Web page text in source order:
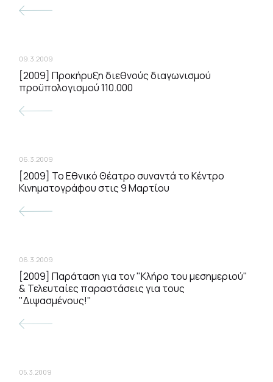
09.3.2009
[2009] Προκήρυξη διεθνούς διαγωνισμού
προϋπολογισμού 110.000 
06.3.2009
[2009] To Εθνικό Θέατρο συναντά το Κέντρο
Κινηματογράφου στις 9 Μαρτίου
06.3.2009
[2009] Παράταση για τον "Κλήρο του μεσημεριού"
& Τελευταίες παραστάσεις για τους
"Διψασμένους!"
05.3.2009